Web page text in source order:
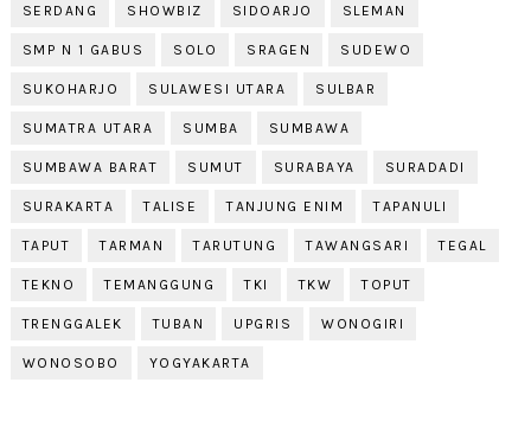
SERDANG SHOWBIZ SIDOARJO SLEMAN
SMP N 1 GABUS SOLO SRAGEN SUDEWO
SUKOHARJO SULAWESI UTARA SULBAR
SUMATRA UTARA SUMBA SUMBAWA
SUMBAWA BARAT SUMUT SURABAYA SURADADI
SURAKARTA TALISE TANJUNG ENIM TAPANULI
TAPUT TARMAN TARUTUNG TAWANGSARI TEGAL
TEKNO TEMANGGUNG TKI TKW TOPUT
TRENGGALEK TUBAN UPGRIS WONOGIRI
WONOSOBO YOGYAKARTA